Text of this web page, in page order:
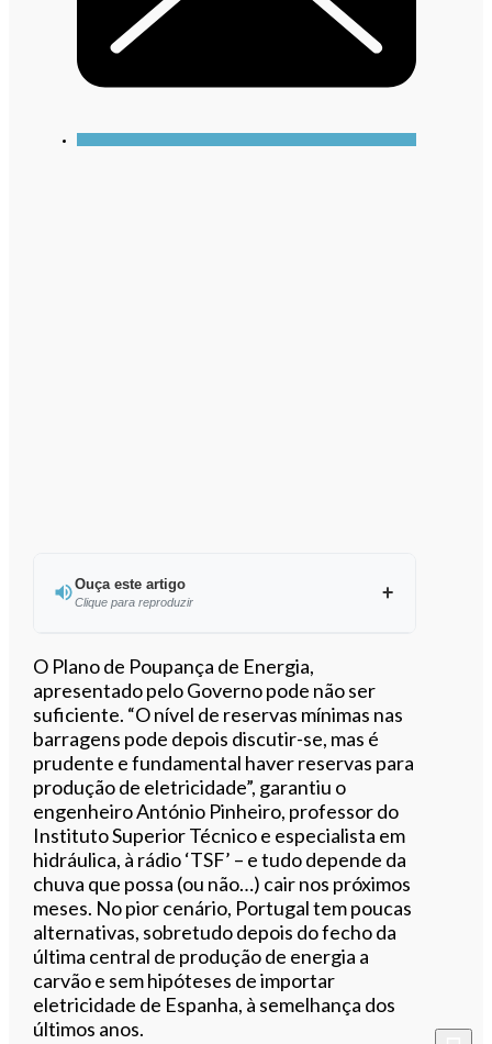
Ouça este artigo
Clique para reproduzir
Ouvir este artigo
O Plano de Poupança de Energia,
apresentado pelo Governo pode não ser
suficiente. “O nível de reservas mínimas nas
barragens pode depois discutir-se, mas é
prudente e fundamental haver reservas para
produção de eletricidade”, garantiu o
engenheiro António Pinheiro, professor do
Instituto Superior Técnico e especialista em
hidráulica, à rádio ‘TSF’ – e tudo depende da
chuva que possa (ou não…) cair nos próximos
meses. No pior cenário, Portugal tem poucas
alternativas, sobretudo depois do fecho da
última central de produção de energia a
carvão e sem hipóteses de importar
eletricidade de Espanha, à semelhança dos
últimos anos.